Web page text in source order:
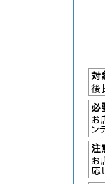
対
後
必
お
ン
注
お
応